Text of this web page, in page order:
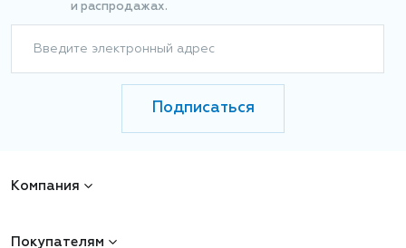
и распродажах.
Введите электронный адрес
Подписаться
Компания
Покупателям